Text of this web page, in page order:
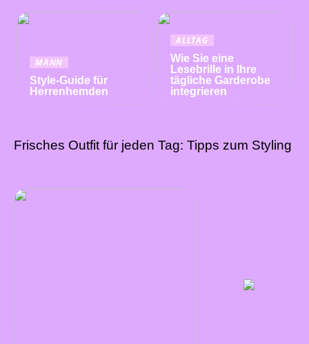
MANN
Style-Guide für
Herrenhemden
ALLTAG
Wie Sie eine
Lesebrille in Ihre
tägliche Garderobe
integrieren
Frisches Outfit für jeden Tag: Tipps zum Styling